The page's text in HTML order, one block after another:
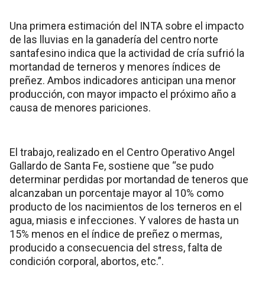
Una primera estimación del INTA sobre el impacto
de las lluvias en la ganadería del centro norte
santafesino indica que la actividad de cría sufrió la
mortandad de terneros y menores índices de
preñez. Ambos indicadores anticipan una menor
producción, con mayor impacto el próximo año a
causa de menores pariciones.
El trabajo, realizado en el Centro Operativo Angel
Gallardo de Santa Fe, sostiene que “se pudo
determinar perdidas por mortandad de teneros que
alcanzaban un porcentaje mayor al 10% como
producto de los nacimientos de los terneros en el
agua, miasis e infecciones. Y valores de hasta un
15% menos en el índice de preñez o mermas,
producido a consecuencia del stress, falta de
condición corporal, abortos, etc.”.